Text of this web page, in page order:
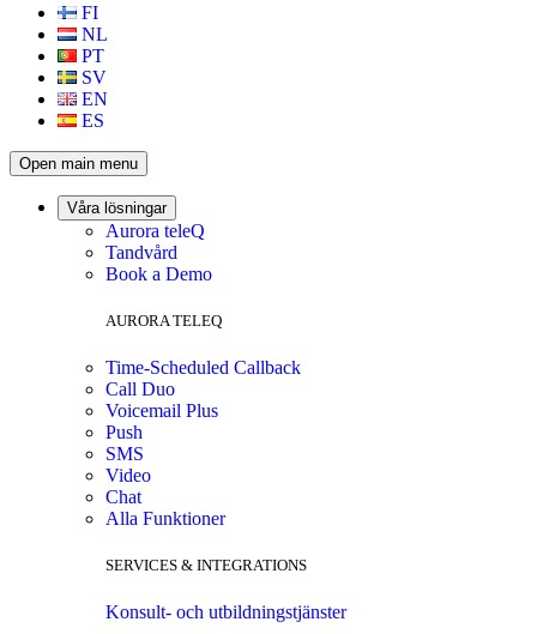
FI
NL
PT
SV
EN
ES
Open main menu
Våra lösningar
Aurora teleQ
Tandvård
Book a Demo
AURORA TELEQ
Time-Scheduled Callback
Call Duo
Voicemail Plus
Push
SMS
Video
Chat
Alla Funktioner
SERVICES & INTEGRATIONS
Konsult- och utbildningstjänster